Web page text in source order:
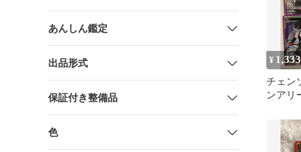
あんしん鑑定
出品形式
保証付き整備品
色
¥ 1,333
チェン
ンア
キマ